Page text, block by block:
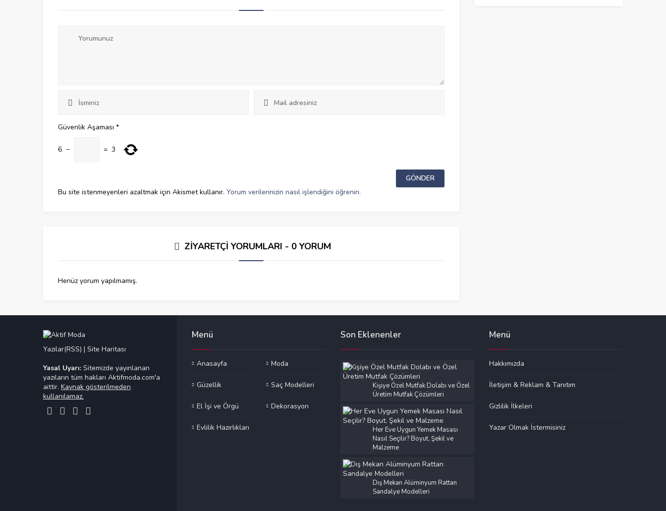
Güvenlik Aşaması *
6 − = 3
Bu site istenmeyenleri azaltmak için Akismet kullanır. Yorum verilerinizin nasıl işlendiğini öğrenin.
ZİYARETÇİ YORUMLARI - 0 YORUM
Henüz yorum yapılmamış.
Yazılar(RSS) | Site Haritası
Yasal Uyarı: Sitemizde yayınlanan
yazıların tüm hakları Aktifmoda.com'a
aittir. Kaynak gösterilmeden
kullanılamaz.
Menü
Anasayfa Moda
Güzellik Saç Modelleri
El İşi ve Örgü Dekorasyon
Evlilik Hazırlıkları
Son Eklenenler
Kişiye Özel Mutfak Dolabı ve Özel
Üretim Mutfak Çözümleri
Her Eve Uygun Yemek Masası
Nasıl Seçilir? Boyut, Şekil ve
Malzeme
Dış Mekan Alüminyum Rattan
Sandalye Modelleri
Menü
Hakkımızda
İletişim & Reklam & Tanıtım
Gizlilik İlkeleri
Yazar Olmak İstermisiniz